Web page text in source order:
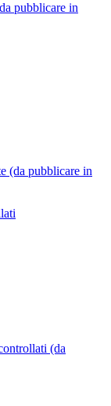
pubblicare in
(da pubblicare in
(da